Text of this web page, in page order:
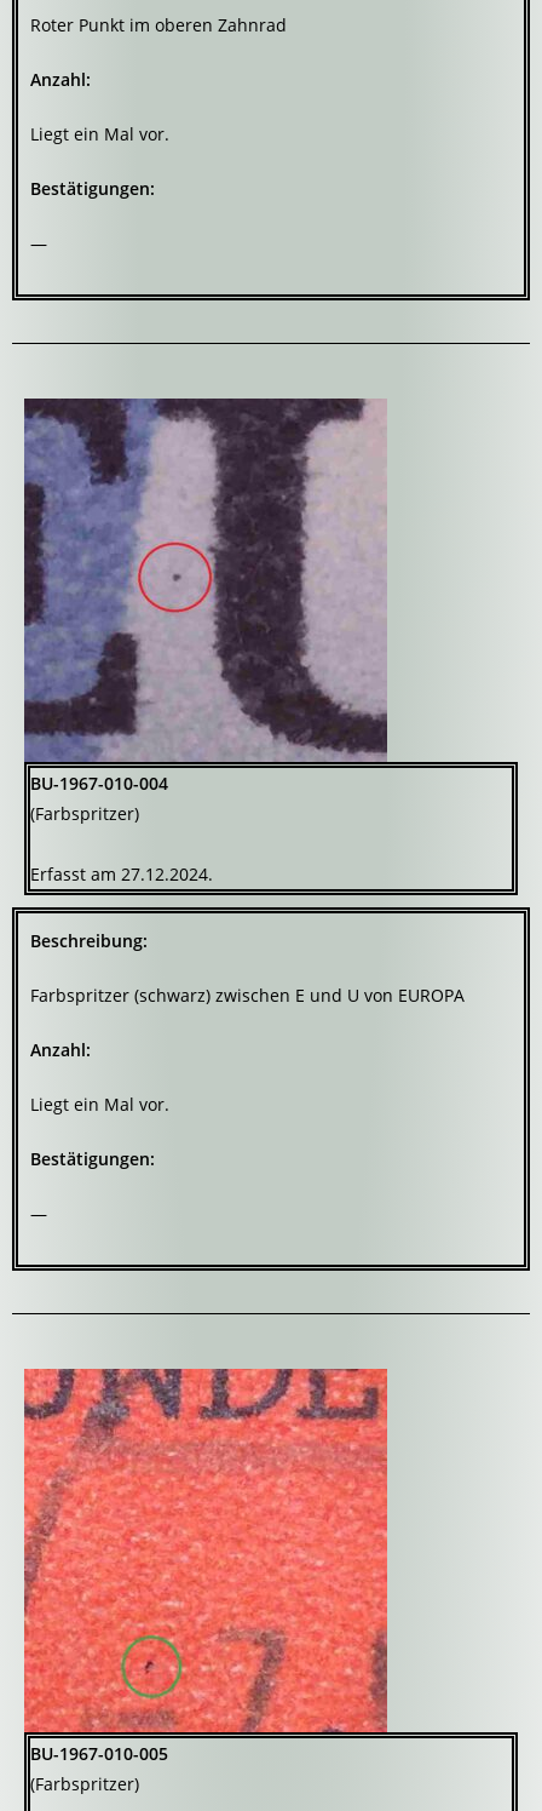
Roter Punkt im oberen Zahnrad
Anzahl:
Liegt ein Mal vor.
Bestätigungen:
—
BU-1967-010-004
(Farbspritzer)
Erfasst am 27.12.2024.
Beschreibung:
Farbspritzer (schwarz) zwischen E und U von EUROPA
Anzahl:
Liegt ein Mal vor.
Bestätigungen:
—
BU-1967-010-005
(Farbspritzer)